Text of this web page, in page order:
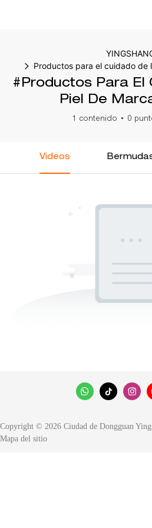
Productos para el cuidado de
#Productos Para El
Piel De
1 contenido 0
Videos
Copyright © 2026 Ciudad de Dongguan
Mapa del sitio